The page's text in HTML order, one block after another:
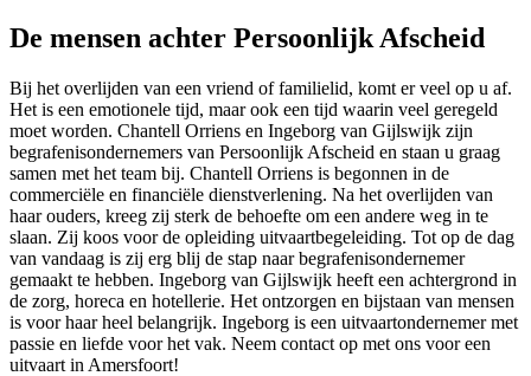
De mensen achter Persoonlijk Afscheid
Bij het overlijden van een vriend of familielid, komt er veel op u af.
Het is een emotionele tijd, maar ook een tijd waarin veel geregeld
moet worden. Chantell Orriens en Ingeborg van Gijlswijk zijn
begrafenisondernemers van Persoonlijk Afscheid en staan u graag
samen met het team bij. Chantell Orriens is begonnen in de
commerciële en financiële dienstverlening. Na het overlijden van
haar ouders, kreeg zij sterk de behoefte om een andere weg in te
slaan. Zij koos voor de opleiding uitvaartbegeleiding. Tot op de dag
van vandaag is zij erg blij de stap naar begrafenisondernemer
gemaakt te hebben. Ingeborg van Gijlswijk heeft een achtergrond in
de zorg, horeca en hotellerie. Het ontzorgen en bijstaan van mensen
is voor haar heel belangrijk. Ingeborg is een uitvaartondernemer met
passie en liefde voor het vak. Neem contact op met ons voor een
uitvaart in Amersfoort!